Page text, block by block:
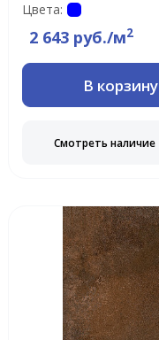
Цвета:
2 643 руб./м2
В корзину
Смотреть наличие